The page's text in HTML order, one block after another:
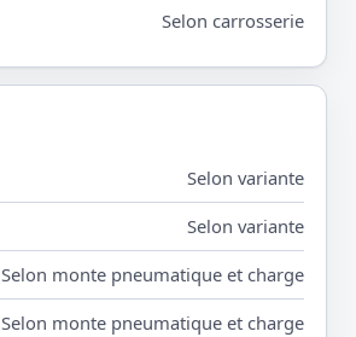
Selon carrosserie
Selon variante
Selon variante
Selon monte pneumatique et charge
Selon monte pneumatique et charge